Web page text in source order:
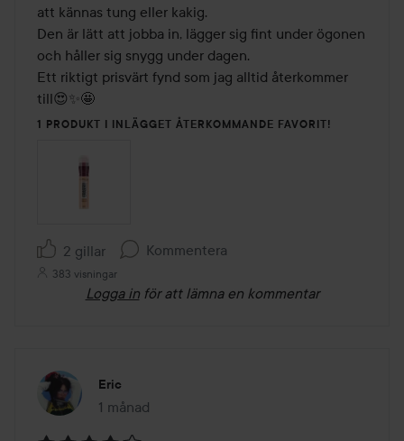
att kännas tung eller kakig.
Den är lätt att jobba in, lägger sig fint under ögonen
och håller sig snygg under dagen.
Ett riktigt prisvärt fynd som jag alltid återkommer
till😍✨🤩
1 PRODUKT I INLÄGGET ÅTERKOMMANDE FAVORIT!
2 gillar Kommentera
383 visningar
Logga in för att lämna en kommentar
Eric
1 månad
Inlägget skapades 1 månad